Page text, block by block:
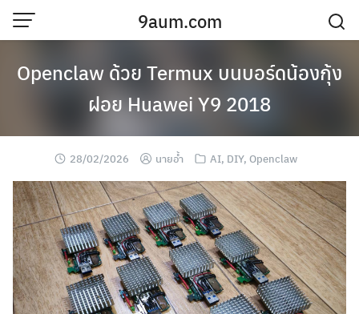
9aum.com
Openclaw ด้วย Termux บนบอร์ดน้องกุ้ง
ฝอย Huawei Y9 2018
28/02/2026 นายอ้ำ AI, DIY, Openclaw